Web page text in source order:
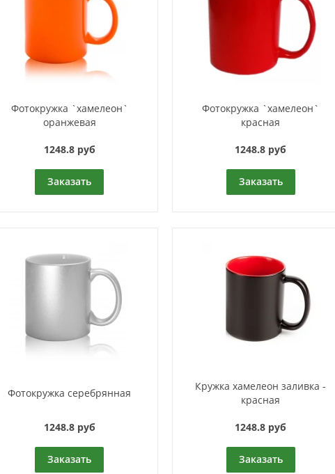
Фотокружка `хамелеон`
оранжевая
1248.8 руб
Заказать
Фотокружка `хамелеон`
красная
1248.8 руб
Заказать
Фотокружка серебрянная
1248.8 руб
Заказать
Кружка хамелеон заливка -
красная
1248.8 руб
Заказать